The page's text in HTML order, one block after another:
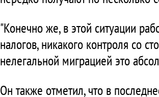
"Конечно же, в этой ситуации
налогов, никакого контроля со
нелегальной миграцией это
Он также отметил, что в